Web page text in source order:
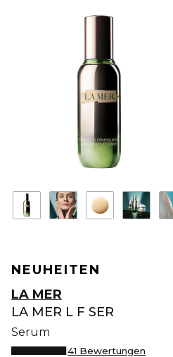
NEUHEITEN
LA MER
LA MER L F SER
Serum
41 Bewertungen